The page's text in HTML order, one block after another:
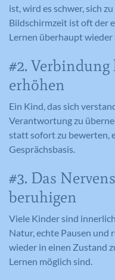
ist, wird es schwer, sich
Bildschirmzeit ist oft der
Lernen überhaupt
#2.
erhöhen
Ein Kind, das sich
Verantwortung zu
statt sofort zu bewerten,
Gesprächsbasis.
#3. Das
beruhigen
Viele Kinder sind
Natur, echte Pausen und
wieder in einen Zustand
Lernen möglich sind.